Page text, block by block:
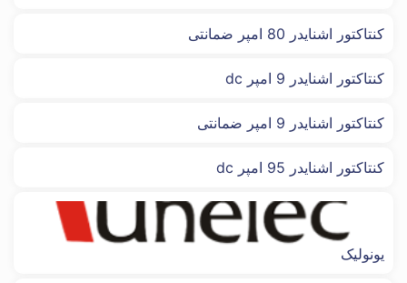
کنتاکتور اشنایدر 80 امپر ضمانتی
کنتاکتور اشنایدر 9 امپر dc
کنتاکتور اشنایدر 9 امپر ضمانتی
کنتاکتور اشنایدر 95 امپر dc
یونولیک